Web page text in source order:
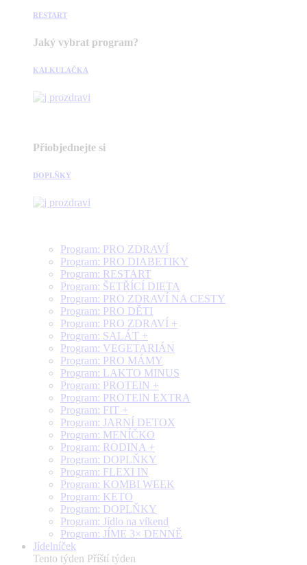
RESTART
Jaký vybrat program?
KALKULAČKA
Přiobjednejte si
DOPLŇKY
Program: PRO ZDRAVÍ
Program: PRO DIABETIKY
Program: RESTART
Program: ŠETŘÍCÍ DIETA
Program: PRO ZDRAVÍ NA CESTY
Program: PRO DĚTI
Program: PRO ZDRAVÍ +
Program: SALÁT +
Program: VEGETARIÁN
Program: PRO MÁMY
Program: LAKTO MINUS
Program: PROTEIN +
Program: PROTEIN EXTRA
Program: FIT +
Program: JARNÍ DETOX
Program: MENÍČKO
Program: RODINA +
Program: DOPLŇKY
Program: FLEXI IN
Program: KOMBI WEEK
Program: KETO
Program: DOPLŇKY
Program: Jídlo na víkend
Program: JÍME 3× DENNĚ
Jídelníček
Tento týden Příští týden